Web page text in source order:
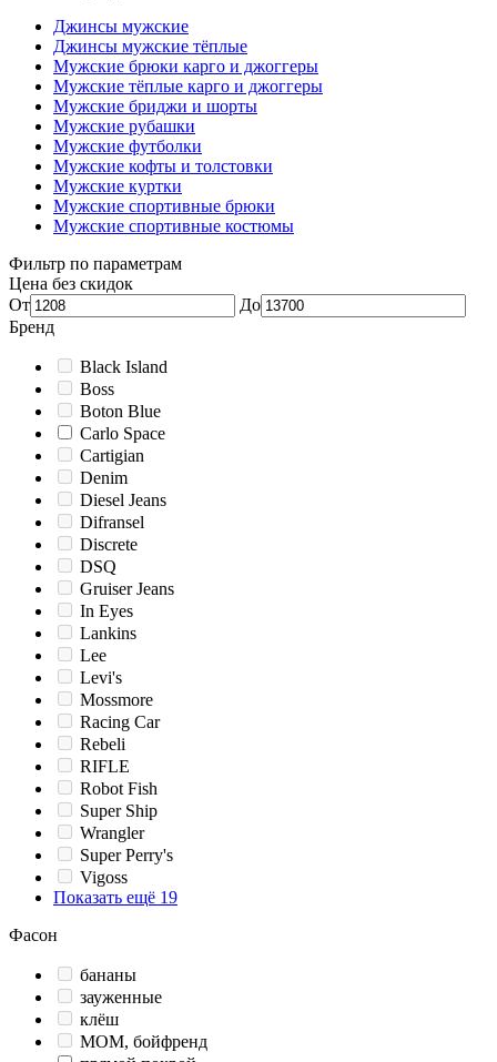
Джинсы мужские
Джинсы мужские тёплые
Мужские брюки карго и джоггеры
Мужские тёплые карго и джоггеры
Мужские бриджи и шорты
Мужские рубашки
Мужские футболки
Мужские кофты и толстовки
Мужские куртки
Мужские спортивные брюки
Мужские спортивные костюмы
Фильтр по параметрам
Цена без скидок
От
До
Бренд
Black Island
Boss
Boton Blue
Carlo Space
Cartigian
Denim
Diesel Jeans
Difransel
Discrete
DSQ
Gruiser Jeans
In Eyes
Lankins
Lee
Levi's
Mossmore
Racing Car
Rebeli
RIFLE
Robot Fish
Super Ship
Wrangler
Super Perry's
Vigoss
Показать ещё 19
Фасон
бананы
зауженные
клёш
МОМ, бойфренд